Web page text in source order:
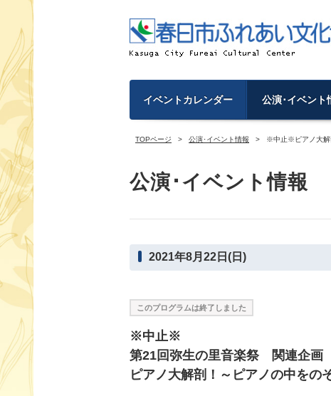
イベントカレンダー 公演･イベント
TOPページ 公演･イベント情報 ※中止※ピアノ大解
公演･イベント情報
2021年8月22日(日)
このプログラムは終了しました
※中止※
第21回弥生の里音楽祭 関連企画
ピアノ大解剖！～ピアノの中をの